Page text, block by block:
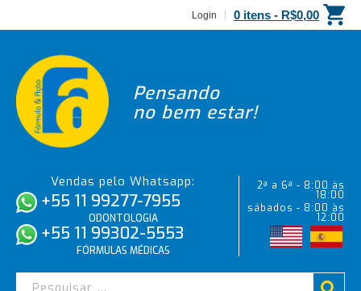
Login 0 itens - R$0,00
Pensando
no bem estar!
Vendas pelo Whatsapp:
+55 11 99277-7955
ODONTOLOGIA
+55 11 99302-5553
FÓRMULAS MÉDICAS
2ª a 6ª - 8:00 às
18:00
sábados - 8:00 às
12:00